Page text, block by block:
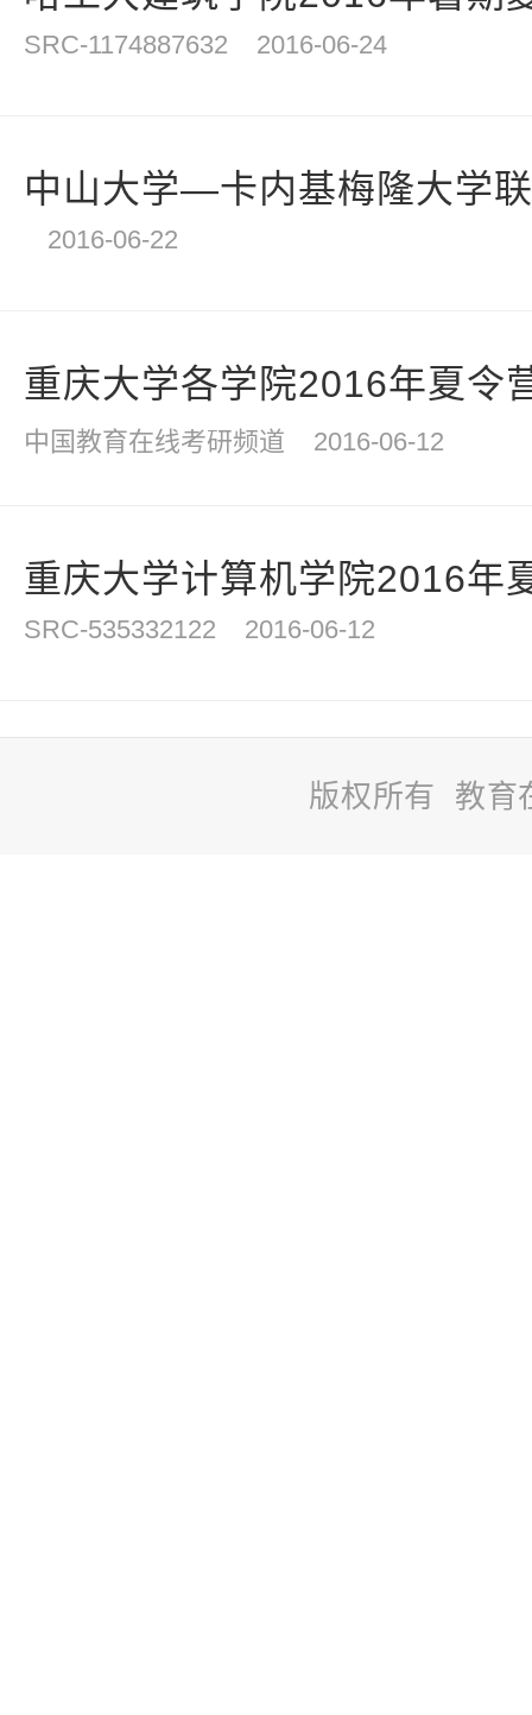
SRC-1174887632 2016-06-24
中山大学—卡内基梅隆大学
2016-06-22
重庆大学各学院2016年夏令
中国教育在线考研频道 2016-06-12
重庆大学计算机学院2016年
SRC-535332122 2016-06-12
版权所有 教育